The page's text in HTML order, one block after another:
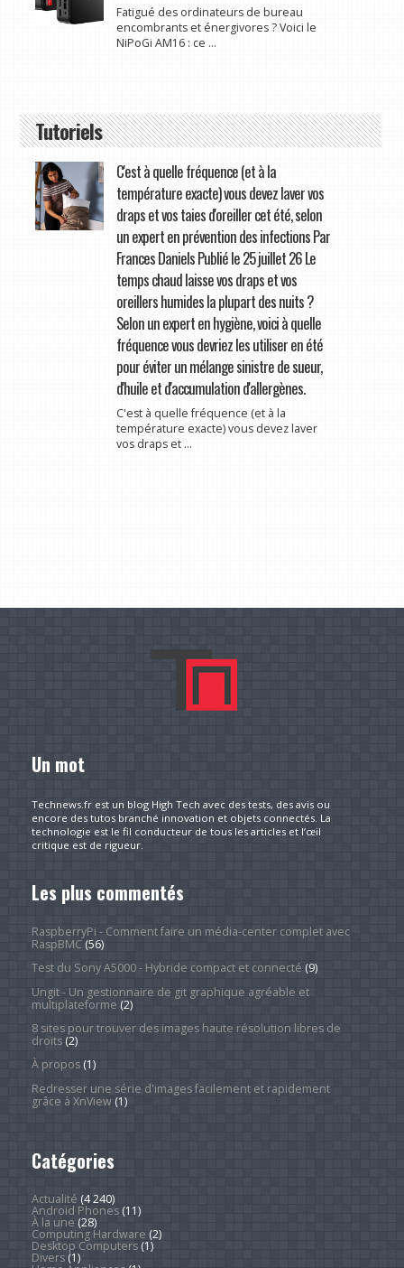
Fatigué des ordinateurs de bureau
encombrants et énergivores ? Voici le
NiPoGi AM16 : ce ...
Tutoriels
C'est à quelle fréquence (et à la
température exacte) vous devez laver vos
draps et vos taies d'oreiller cet été, selon
un expert en prévention des infections Par
Frances Daniels Publié le 25 juillet 26 Le
temps chaud laisse vos draps et vos
oreillers humides la plupart des nuits ?
Selon un expert en hygiène, voici à quelle
fréquence vous devriez les utiliser en été
pour éviter un mélange sinistre de sueur,
d'huile et d'accumulation d'allergènes.
C'est à quelle fréquence (et à la
température exacte) vous devez laver
vos draps et ...
Un mot
Technews.fr est un blog High Tech avec des tests, des avis ou
encore des tutos branché innovation et objets connectés. La
technologie est le fil conducteur de tous les articles et l’œil
critique est de rigueur.
Les plus commentés
RaspberryPi - Comment faire un média-center complet avec
RaspBMC(56)
Test du Sony A5000 - Hybride compact et connecté (9)
Ungit - Un gestionnaire de git graphique agréable et
multiplateforme (2)
8 sites pour trouver des images haute résolution libres de
droits(2)
À propos(1)
Redresser une série d'images facilement et rapidement
grâce à XnView(1)
Catégories
Actualité (4 240)
Android Phones(11)
À la une (28)
Computing Hardware (2)
Desktop Computers(1)
Divers(1)